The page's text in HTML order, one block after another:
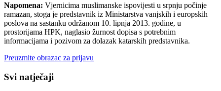
Napomena: Vjernicima muslimanske ispovijesti u srpnju počinje
ramazan, stoga je predstavnik iz Ministarstva vanjskih i europskih
poslova na sastanku održanom 10. lipnja 2013. godine, u
prostorijama HPK, naglasio žurnost dopisa s potrebnim
informacijama i pozivom za dolazak katarskih predstavnika.
Preuzmite obrazac za prijavu
Svi natječaji